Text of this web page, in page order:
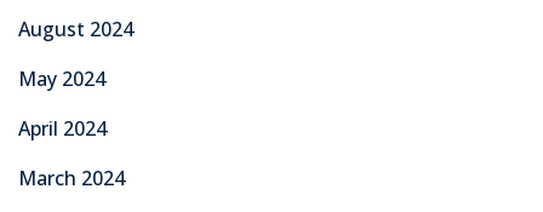
August 2024
May 2024
April 2024
March 2024